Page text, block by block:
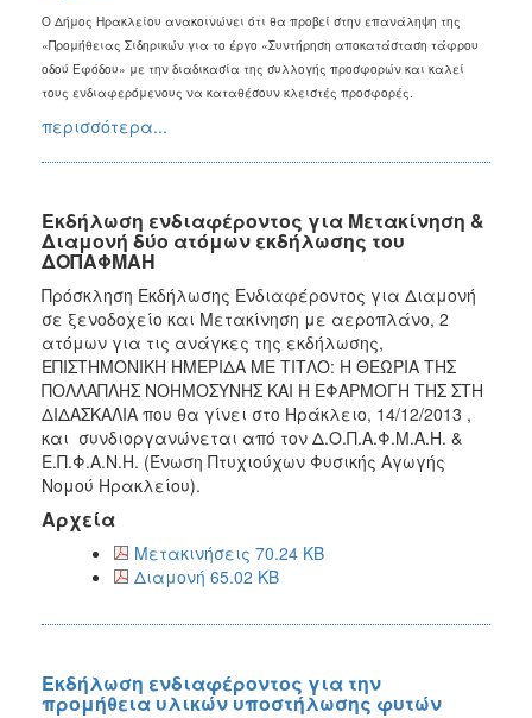
Ο Δήμος Ηρακλείου ανακοινώνει ότι θα προβεί στην επανάληψη της
«Προμήθειας Σιδηρικών για το έργο «Συντήρηση αποκατάσταση τάφρου
οδού Εφόδου» με την διαδικασία της συλλογής προσφορών και καλεί
τους ενδιαφερόμενους να καταθέσουν κλειστές προσφορές.
περισσότερα...
Εκδήλωση ενδιαφέροντος για Μετακίνηση &
Διαμονή δύο ατόμων εκδήλωσης του
ΔΟΠΑΦΜΑΗ
Πρόσκληση Εκδήλωσης Ενδιαφέροντος για Διαμονή
σε ξενοδοχείο και Μετακίνηση με αεροπλάνο, 2
ατόμων για τις ανάγκες της εκδήλωσης,
ΕΠΙΣΤΗΜΟΝΙΚΗ ΗΜΕΡΙΔΑ ΜΕ ΤΙΤΛΟ: Η ΘΕΩΡΙΑ ΤΗΣ
ΠΟΛΛΑΠΛΗΣ ΝΟΗΜΟΣΥΝΗΣ ΚΑΙ Η ΕΦΑΡΜΟΓΗ ΤΗΣ ΣΤΗ
ΔΙΔΑΣΚΑΛΙΑ που θα γίνει στο Ηράκλειο, 14/12/2013 ,
και συνδιοργανώνεται από τον Δ.Ο.Π.Α.Φ.Μ.Α.Η. &
Ε.Π.Φ.Α.Ν.Η. (Ένωση Πτυχιούχων Φυσικής Αγωγής
Νομού Ηρακλείου).
Αρχεία
Μετακινήσεις 70.24 KB
Διαμονή 65.02 KB
Εκδήλωση ενδιαφέροντος για την
προμήθεια υλικών υποστήλωσης φυτών